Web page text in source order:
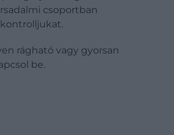
csoportban
rágható vagy gyorsan
be.